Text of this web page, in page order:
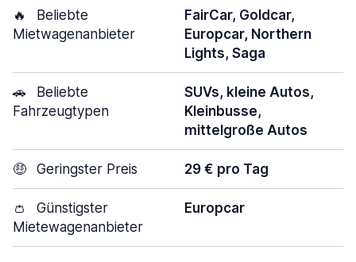
🔥
Beliebte
Mietwagenanbieter
FairCar, Goldcar,
Europcar, Northern
Lights, Saga
🚗
Beliebte
Fahrzeugtypen
SUVs, kleine Autos,
Kleinbusse,
mittelgroße Autos
🤑 Geringster Preis 29 € pro Tag
👛
Günstigster
Mietewagenanbieter
Europcar